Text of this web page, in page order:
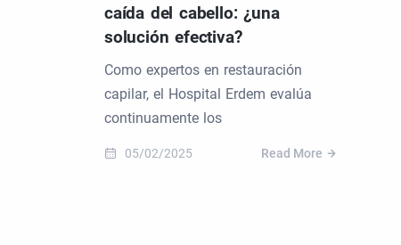
caída del cabello: ¿una
solución efectiva?
Como expertos en restauración
capilar, el Hospital Erdem evalúa
continuamente los
05/02/2025 Read More